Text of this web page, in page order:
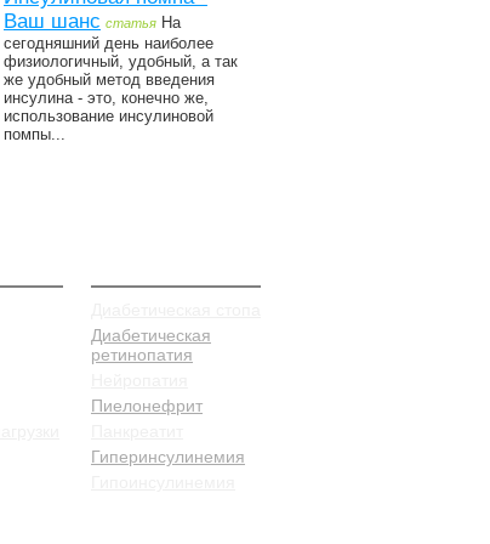
Ваш шанс статья На
сегодняшний день наиболее
физиологичный, удобный, а так
же удобный метод введения
инсулина - это, конечно же,
использование инсулиновой
помпы...
Диабетическая
ретинопатия
Пиелонефрит
Гиперинсулинемия